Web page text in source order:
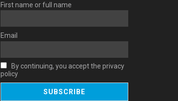
First name or full name
Email
By continuing, you accept the privacy
policy